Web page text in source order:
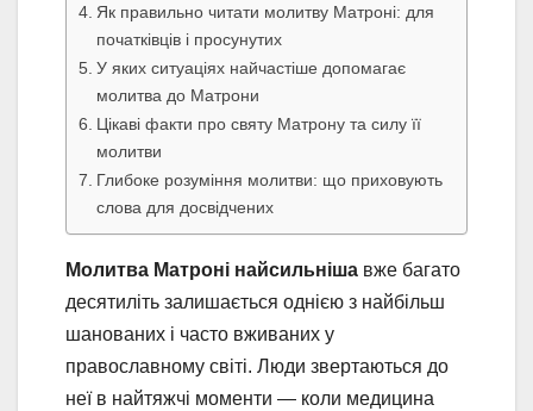
Як правильно читати молитву Матроні: для
початківців і просунутих
У яких ситуаціях найчастіше допомагає
молитва до Матрони
Цікаві факти про святу Матрону та силу її
молитви
Глибоке розуміння молитви: що приховують
слова для досвідчених
Молитва Матроні найсильніша вже багато
десятиліть залишається однією з найбільш
шанованих і часто вживаних у
православному світі. Люди звертаються до
неї в найтяжчі моменти — коли медицина